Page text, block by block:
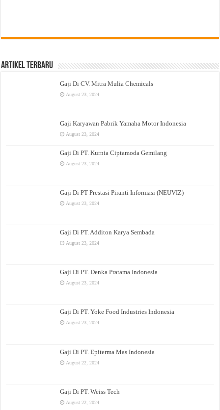
Artikel Terbaru
Gaji Di CV. Mitra Mulia Chemicals
August 23, 2024
Gaji Karyawan Pabrik Yamaha Motor Indonesia
August 23, 2024
Gaji Di PT. Kurnia Ciptamoda Gemilang
August 23, 2024
Gaji Di PT Prestasi Piranti Informasi (NEUVIZ)
August 23, 2024
Gaji Di PT. Additon Karya Sembada
August 23, 2024
Gaji Di PT. Denka Pratama Indonesia
August 23, 2024
Gaji Di PT. Yoke Food Industries Indonesia
August 23, 2024
Gaji Di PT. Epiterma Mas Indonesia
August 22, 2024
Gaji Di PT. Weiss Tech
August 22, 2024